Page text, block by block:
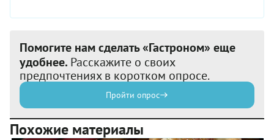
Помогите нам сделать «Гастроном» еще
удобнее. Расскажите о своих
предпочтениях в коротком опросе.
Пройти опрос
Похожие материалы